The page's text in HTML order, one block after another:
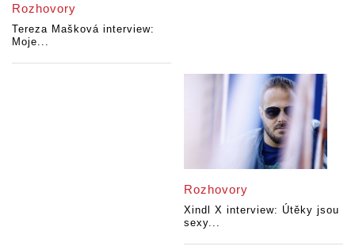
Rozhovory
Tereza Mašková interview:
Moje...
Rozhovory
Xindl X interview: Útěky jsou
sexy...